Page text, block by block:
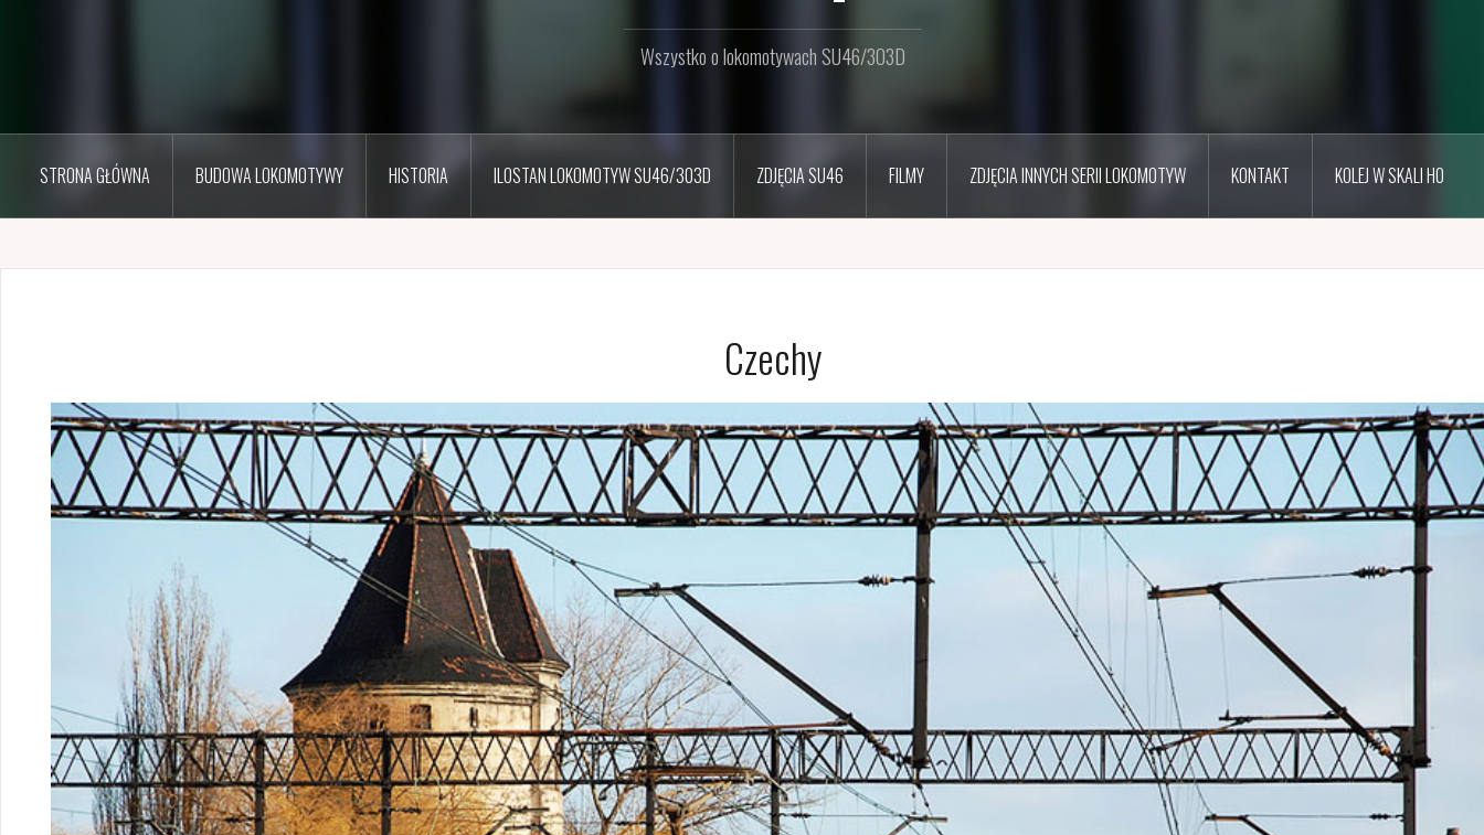
Wszystko o lokomotywach SU46/303D
STRONA GŁÓWNA BUDOWA LOKOMOTYWY HISTORIA ILOSTAN LOKOMOTYW SU46/303D ZDJĘCIA SU46 FILMY ZDJĘCIA INNYCH SERII LOKOMOTYW KONTAKT KOLEJ W SKALI H0
Czechy